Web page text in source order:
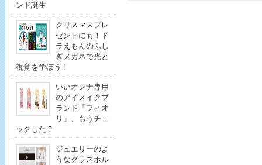
ンド誕生
クリスマスプレ
ゼントにも！ド
ラえもんのふし
ぎメガネで光と
視覚を学ぼう！
いいオンナ専用
のアイメイクブ
ランド「フィオ
リ」、もうチェ
ックした？
ジュエリーのよ
うなグラスホル